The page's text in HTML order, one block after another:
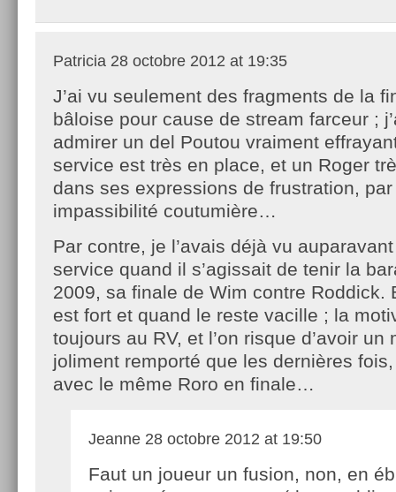
Patricia 28 octobre 2012 at 19:35
J’ai vu seulement des fragments de la
bâloise pour cause de stream farceur ;
admirer un del Poutou vraiment
service est très en place, et un Roger
dans ses expressions de frustration,
impassibilité coutumière…
Par contre, je l’avais déjà vu
service quand il s’agissait de tenir la
2009, sa finale de Wim contre Roddick.
est fort et quand le reste vacille ; la
toujours au RV, et l’on risque d’avoir un
joliment remporté que les dernières
avec le même Roro en finale…
Jeanne 28 octobre 2012 at 19:50
Faut un joueur un fusion, non, en